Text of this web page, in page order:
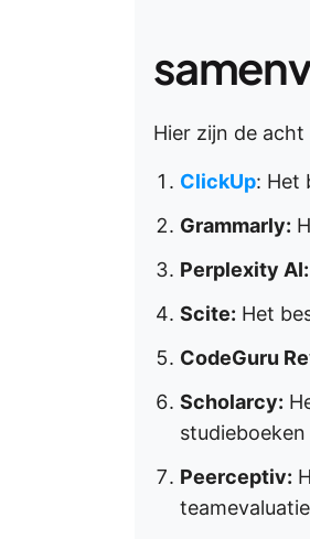
Hier zijn de
ClickUp: Het
Grammarly:
Perplexity AI:
Scite: Het
CodeGuru
Scholarcy:
studieboeken
Peerceptiv: